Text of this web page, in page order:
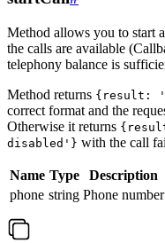
Method allows you to start
the calls are available
telephony balance is
Method returns {result:
correct format and the
Otherwise it returns
disabled'} with the call
Name Type
Description
phone string Phone number